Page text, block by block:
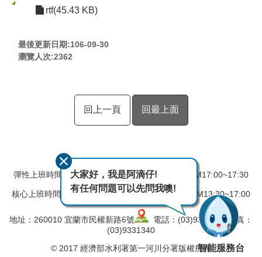
rtf(45.43 KB)
最後更新日期:106-09-30
瀏覽人次:2362
回上一頁 回最上面
彈性上班時間：AM08:00~08:30 彈性下班時間：PM17:00~17:30
核心上班時間：星期一 ~ 星期五 AM08:30~12:30 PM13:30~17:00
地址：260010 宜蘭市民權新路6號
電話：(03)9324031 傳真：
(03)9331340
© 2017 經濟部水利署第一河川分署版權所有
大家好，我是阿滴仔!
有任何問題可以先問我噢!
智能服務台